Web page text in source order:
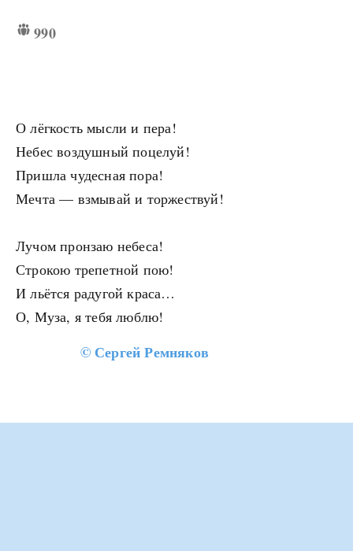
990
О лёгкость мысли и пера!
Небес воздушный поцелуй!
Пришла чудесная пора!
Мечта — взмывай и торжествуй!
Лучом пронзаю небеса!
Строкою трепетной пою!
И льётся радугой краса…
О, Муза, я тебя люблю!
© Сергей Ремняков